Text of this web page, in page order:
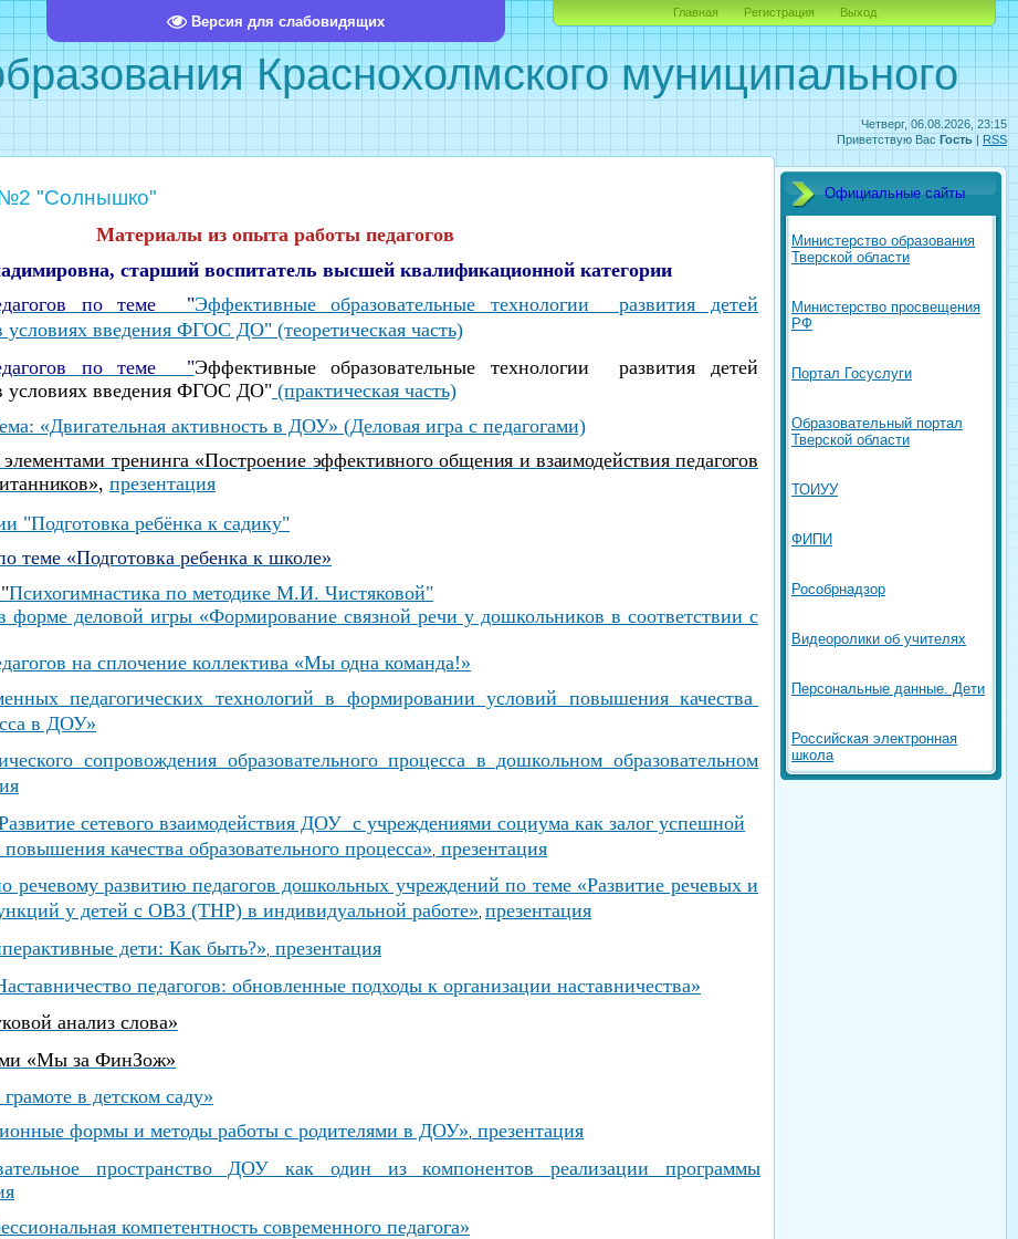
Версия для слабовидящих
Четверг, 06.08.2026, 23:15
Приветствую Вас Гость | RSS
Краснохолмского муниципального
Главная Регистрация Выход
"Солнышко"
Материалы из опыта работы педагогов
старший воспитатель высшей квалификационной категории
по теме "Эффективные образовательные технологии развития детей
условиях введения ФГОС ДО" (теоретическая часть)
по теме "Эффективные образовательные технологии развития детей
условиях введения ФГОС ДО" (практическая часть)
«Двигательная активность в ДОУ» (Деловая игра с педагогами)
элементами тренинга «Построение эффективного общения и взаимодействия педагогов
, презентация
"Подготовка ребёнка к садику"
теме «Подготовка ребенка к школе»
Психогимнастика по методике М.И. Чистяковой"
форме деловой игры «Формирование связной речи у дошкольников в соответствии с
на сплочение коллектива «Мы одна команда!»
педагогических технологий в формировании условий повышения качества
в ДОУ»
сопровождения образовательного процесса в дошкольном образовательном
сетевого взаимодействия ДОУ с учреждениями социума как залог успешной
качества образовательного процесса» презентация
развитию педагогов дошкольных учреждений по теме «Развитие речевых и
у детей с ОВЗ (ТНР) в индивидуальной работе», презентация
дети: Как быть?» презентация
педагогов: обновленные подходы к организации наставничества»
анализ слова»
«Мы за ФинЗож»
в детском саду»
формы и методы работы с родителями в ДОУ», презентация
пространство ДОУ как один из компонентовреализации программы
компетентность современного педагога»
Официальные сайты
Министерство образования
Тверской области
Министерство просвещения
РФ
Портал Госуслуги
Образовательный портал
Тверской области
ТОИУУ
ФИПИ
Рособрнадзор
Видеоролики об учителях
Персональные данные. Дети
Российская электронная
школа